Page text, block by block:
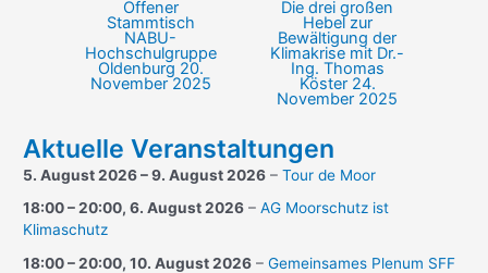
Beitragsnavigation
Offener
Stammtisch
NABU-
Hochschulgruppe
Oldenburg 20.
November 2025
Die drei großen
Hebel zur
Bewältigung der
Klimakrise mit Dr.-
Ing. Thomas
Köster 24.
November 2025
Aktuelle Veranstaltungen
5. August 2026–9. August 2026 –Tour de Moor
18:00–20:00,6. August 2026 –AG Moorschutz ist
Klimaschutz
18:00–20:00,10. August 2026 –Gemeinsames Plenum SFF